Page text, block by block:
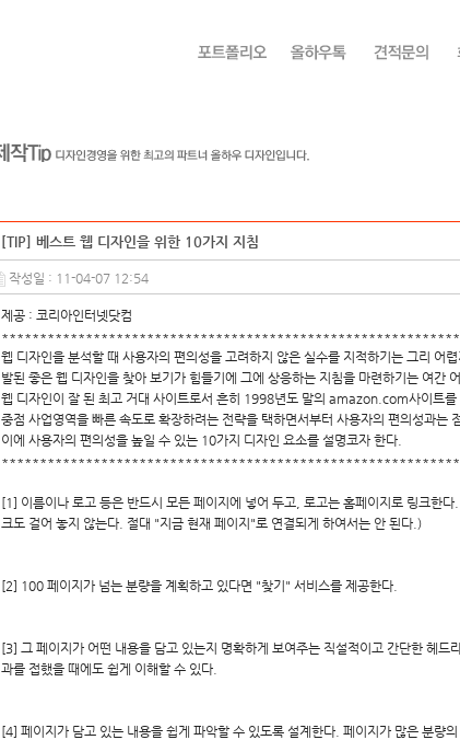
[TIP] 베스트 웹 디자인을 위한 10가지 지침
작성일 : 11-04-07 12:54
제공 : 코리아인터넷닷컴
웹 디자인을 분석할 때 사용자의 편의성을 고려하지 않은 실수를 지적하기는 그리 어
발된 좋은 웹 디자인을 찾아 보기가 힘들기에 그에 상응하는 지침을 마련하기는 여간
웹 디자인이 잘 된 최고 거대 사이트로서 흔히 1998년도 말의 amazon.com사이트
중점 사업영역을 빠른 속도로 확장하려는 전략을 택하면서부터 사용자의 편의성과는
이에 사용자의 편의성을 높일 수 있는 10가지 디자인 요소를 설명코자 한다.
[1] 이름이나 로고 등은 반드시 모든 페이지에 넣어 두고, 로고는 홈페이지로 링크한
크도 걸어 놓지 않는다. 절대 "지금 현재 페이지"로 연결되게 하여서는 안 된다.)
[2] 100 페이지가 넘는 분량을 계획하고 있다면 "찾기" 서비스를 제공한다.
[3] 그 페이지가 어떤 내용을 담고 있는지 명확하게 보여주는 직설적이고 간단한 헤드
과를 접했을 때에도 쉽게 이해할 수 있다.
[4] 페이지가 담고 있는 내용을 쉽게 파악할 수 있도록 설계한다. 페이지가 많은 분량